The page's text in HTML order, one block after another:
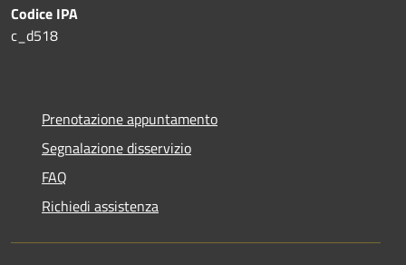
Codice IPA
c_d518
Prenotazione appuntamento
Segnalazione disservizio
FAQ
Richiedi assistenza